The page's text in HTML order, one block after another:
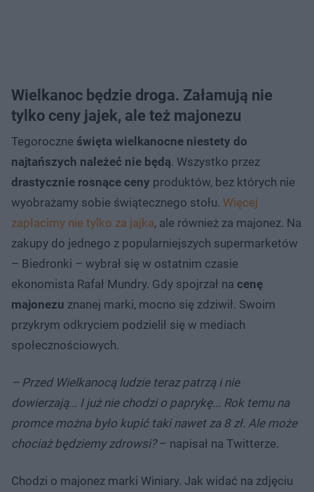
Wielkanoc będzie droga. Załamują nie
tylko ceny jajek, ale też majonezu
Tegoroczne święta wielkanocne niestety do
najtańszych należeć nie będą. Wszystko przez
drastycznie rosnące ceny produktów, bez których nie
wyobrażamy sobie świątecznego stołu. Więcej
zapłacimy nie tylko za jajka, ale również za majonez. Na
zakupy do jednego z popularniejszych supermarketów
– Biedronki – wybrał się w ostatnim czasie
ekonomista Rafał Mundry. Gdy spojrzał na cenę
majonezu znanej marki, mocno się zdziwił. Swoim
przykrym odkryciem podzielił się w mediach
społecznościowych.
– Przed Wielkanocą ludzie teraz patrzą i nie
dowierzają... I już nie chodzi o paprykę... Rok temu na
promce można było kupić taki nawet za 8 zł. Ale może
chociaż będziemy zdrowsi?– napisał na Twitterze.
Chodzi o majonez marki Winiary. Jak widać na zdjęciu